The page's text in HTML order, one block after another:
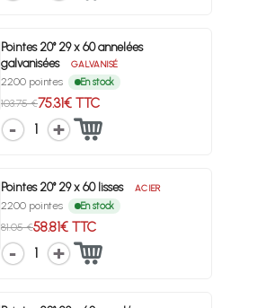
Pointes 20° 29 x 60 annelées
galvanisées
GALVANISÉ
2200 pointes En stock
103.75 €75.31€ TTC
1
Pointes 20° 29 x 60 lisses ACIER
2200 pointes En stock
81.05 €58.81€ TTC
1